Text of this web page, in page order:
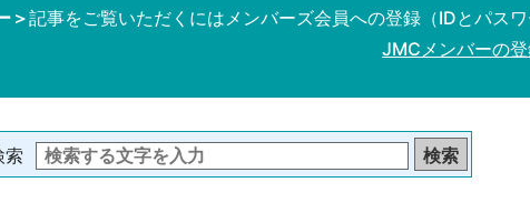
＞記事をご覧いただくにはメンバーズ会員への登録（IDとパスワ
JMCメンバーの
索